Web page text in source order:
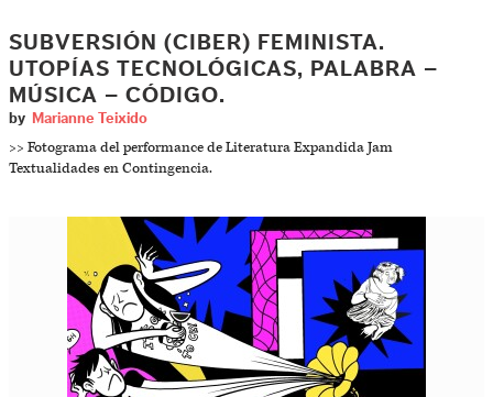
SUBVERSIÓN (CIBER) FEMINISTA.
UTOPÍAS TECNOLÓGICAS, PALABRA –
MÚSICA – CÓDIGO.
by Marianne Teixido
>> Fotograma del performance de Literatura Expandida Jam
Textualidades en Contingencia.